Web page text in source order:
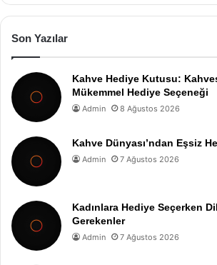
Son Yazılar
Kahve Hediye Kutusu:
Mükemmel Hediye Seçeneği
Admin 8 Ağustos 2026
Kahve Dünyası’ndan Eşsiz
Admin 7 Ağustos 2026
Kadınlara Hediye Seçerken
Gerekenler
Admin 7 Ağustos 2026